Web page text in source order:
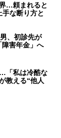
…頼まれると
な断り方と
、初診先が
害年金」へ
「私は冷酷な
教える“他人